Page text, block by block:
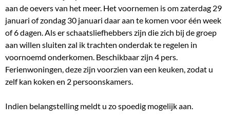
aan de oevers van het meer. Het voornemen is om zaterdag 29
januari of zondag 30 januari daar aan te komen voor één week
of 6 dagen. Als er schaatsliefhebbers zijn die zich bij de groep
aan willen sluiten zal ik trachten onderdak te regelen in
voornoemd onderkomen. Beschikbaar zijn 4 pers.
Ferienwoningen, deze zijn voorzien van een keuken, zodat u
zelf kan koken en 2 persoonskamers.
Indien belangstelling meldt u zo spoedig mogelijk aan.